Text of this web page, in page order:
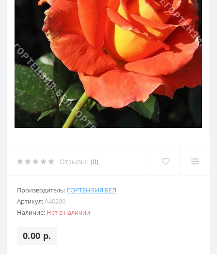
Отзывы: (0)
Производитель: ГОРТЕНЗИЯ.БЕЛ
Артикул:A40200
Наличие: Нет в наличии
0.00 р.